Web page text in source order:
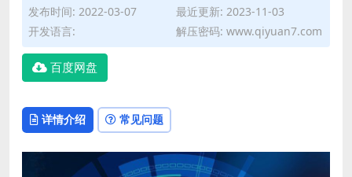
发布时间: 2022-03-07
最近更新: 2023-11-03
开发语言:
解压密码: www.qiyuan7.com
百度网盘
详情介绍 常见问题